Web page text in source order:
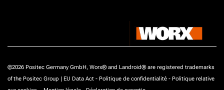
©2026 Positec Germany GmbH, Worx® and Landroid® are registered trademarks
of the Positec Group | EU Data Act - Politique de confidentialité - Politique relative